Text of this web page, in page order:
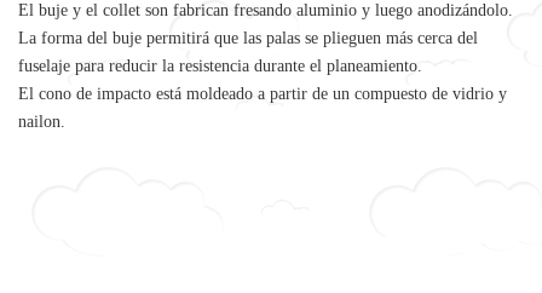
El buje y el collet son fabrican fresando aluminio y luego anodizándolo.
La forma del buje permitirá que las palas se plieguen más cerca del
fuselaje para reducir la resistencia durante el planeamiento.
El cono de impacto está moldeado a partir de un compuesto de vidrio y
nailon.